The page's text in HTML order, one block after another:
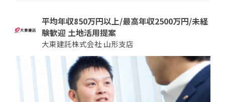
平均年収850万円以上/最高年収2500万円/未経
験歓迎 土地活用提案
大東建託株式会社 山形支店